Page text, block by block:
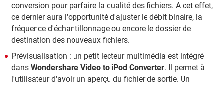
conversion pour parfaire la qualité des fichiers. A cet effet,
ce dernier aura l'opportunité d'ajuster le débit binaire, la
fréquence d'échantillonnage ou encore le dossier de
destination des nouveaux fichiers.
Prévisualisation : un petit lecteur multimédia est intégré
dans Wondershare Video to iPod Converter. Il permet à
l'utilisateur d'avoir un aperçu du fichier de sortie. Un